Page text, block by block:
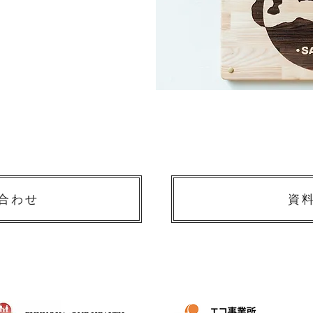
わせ 資